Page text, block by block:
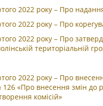
2022 року – Про
2022 року – Про
2022 року – Про
територіальній
2022 року – Про
«Про внесення змін до
комісій»